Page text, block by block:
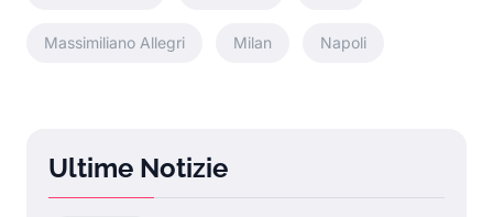
Massimiliano Allegri Milan Napoli
Ultime Notizie